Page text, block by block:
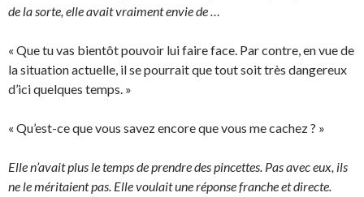
de la sorte, elle avait vraiment envie de …
« Que tu vas bientôt pouvoir lui faire face. Par contre, en vue de
la situation actuelle, il se pourrait que tout soit très dangereux
d’ici quelques temps. »
« Qu’est-ce que vous savez encore que vous me cachez ? »
Elle n’avait plus le temps de prendre des pincettes. Pas avec eux, ils
ne le méritaient pas. Elle voulait une réponse franche et directe.